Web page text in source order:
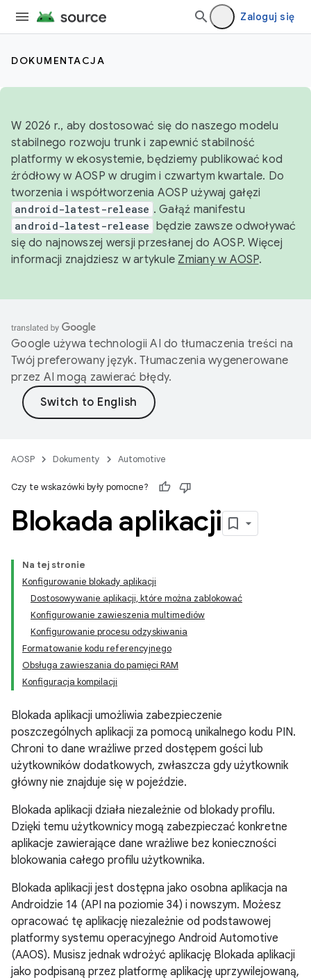
Zaloguj się
DOKUMENTACJA
W 2026 r., aby dostosować się do naszego modelu
stabilnego rozwoju trunk i zapewnić stabilność
platformy w ekosystemie, będziemy publikować kod
źródłowy w AOSP w drugim i czwartym kwartale. Do
tworzenia i współtworzenia AOSP używaj gałęzi
android-latest-release . Gałąź manifestu
android-latest-release będzie zawsze odwoływać
się do najnowszej wersji przesłanej do AOSP. Więcej
informacji znajdziesz w artykule Zmiany w AOSP.
Google używa technologii AI do tłumaczenia treści na
Twój preferowany język. Tłumaczenia wygenerowane
przez AI mogą zawierać błędy.
AOSP Dokumenty Automotive
Czy te wskazówki były pomocne?
Blokada aplikacji
Na tej stronie
Konfigurowanie blokady aplikacji
Dostosowywanie aplikacji, które można zablokować
Konfigurowanie zawieszenia multimediów
Konfigurowanie procesu odzyskiwania
Formatowanie kodu referencyjnego
Obsługa zawieszania do pamięci RAM
Konfiguracja kompilacji
Blokada aplikacji umożliwia zabezpieczenie
poszczególnych aplikacji za pomocą unikalnego kodu PIN.
Chroni to dane wrażliwe przed dostępem gości lub
użytkowników dodatkowych, zwłaszcza gdy użytkownik
główny nie znajduje się w pojeździe.
Blokada aplikacji działa niezależnie od blokady profilu.
Dzięki temu użytkownicy mogą zabezpieczać konkretne
aplikacje zawierające dane wrażliwe bez konieczności
blokowania całego profilu użytkownika.
Blokada aplikacji jest dostępna jako osobna aplikacja na
Androidzie 14 (API na poziomie 34) i nowszym. Możesz
opracować tę aplikację niezależnie od podstawowej
platformy systemu operacyjnego Android Automotive
(AAOS). Musisz jednak wdrożyć aplikację Blokada aplikacji
jako podpisaną przez platformę aplikację uprzywilejowaną,